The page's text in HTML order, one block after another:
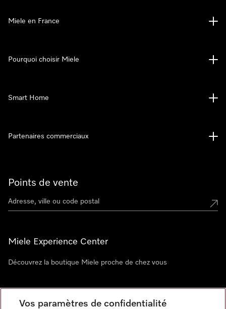
Points de vente
Miele Experience Center
Découvrez la boutique Miele proche de chez vous
Newsletter
Miele en France
Pourquoi choisir Miele
Smart Home
Partenaires commerciaux
Vos paramètres de confidentialité